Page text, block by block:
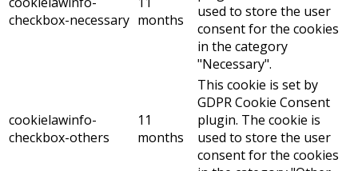
checkbox-necessary months
used to store the user
consent for the cookies
in the category
"Necessary".
cookielawinfo-
checkbox-others
11
months
This cookie is set by
GDPR Cookie Consent
plugin. The cookie is
used to store the user
consent for the cookies